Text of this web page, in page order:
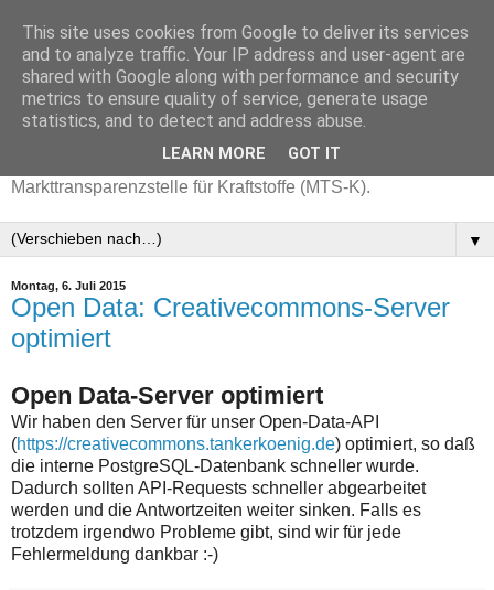
Aktuelle Benzinpreise mit Daten der
Markttransparenzstelle für Kraftstoffe (MTS-K).
▼
Montag, 6. Juli 2015
Open Data: Creativecommons-Server
optimiert
Open Data-Server optimiert
Wir haben den Server für unser Open-Data-API
(https://creativecommons.tankerkoenig.de) optimiert, so daß
die interne PostgreSQL-Datenbank schneller wurde.
Dadurch sollten API-Requests schneller abgearbeitet
werden und die Antwortzeiten weiter sinken. Falls es
trotzdem irgendwo Probleme gibt, sind wir für jede
Fehlermeldung dankbar :-)
This site uses cookies from Google to deliver its services
and to analyze traffic. Your IP address and user-agent are
shared with Google along with performance and security
metrics to ensure quality of service, generate usage
statistics, and to detect and address abuse.
LEARN MORE GOT IT